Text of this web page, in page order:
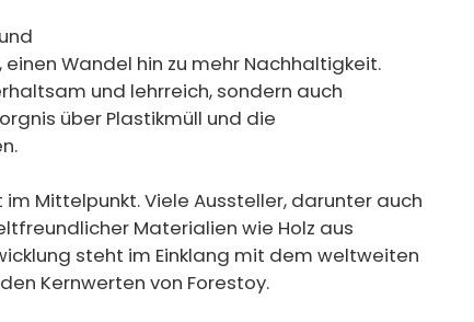
Wandel hin zu mehr Nachhaltigkeit.
und lehrreich, sondern auch
über Plastikmüll und die
Mittelpunkt. Viele Aussteller, darunter auch
Materialien wie Holz aus
steht im Einklang mit dem weltweiten
Kernwerten von Forestoy.